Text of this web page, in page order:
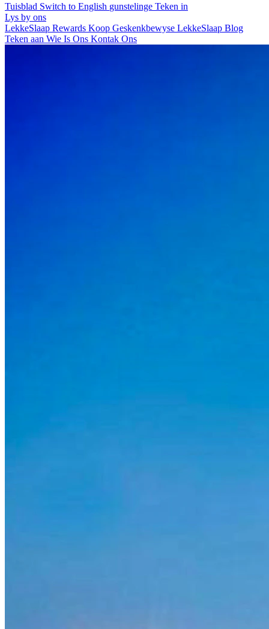
Tuisblad Switch to English gunstelinge Teken in
Lys by ons
LekkeSlaap Rewards Koop Geskenkbewyse LekkeSlaap Blog
Teken aan Wie Is Ons Kontak Ons